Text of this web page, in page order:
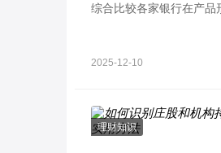
综合比较各家银行在产
2025-12-10
理财知识